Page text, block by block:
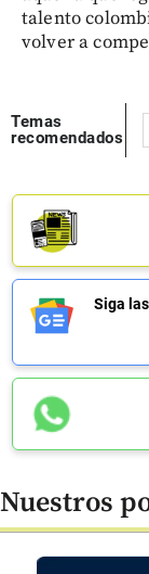
talento
volver a
Temas
recomendados
Siga
Nuestros